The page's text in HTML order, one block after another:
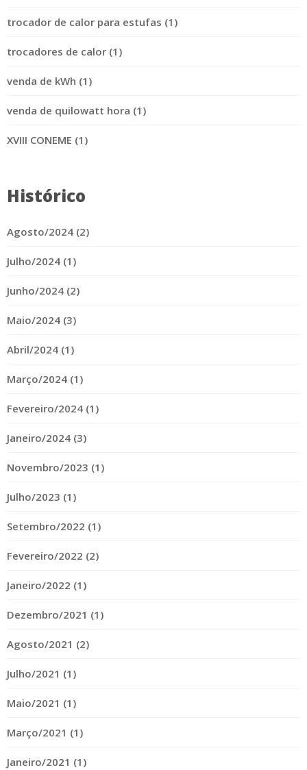
trocador de calor para estufas (1)
trocadores de calor (1)
venda de kWh (1)
venda de quilowatt hora (1)
XVIII CONEME (1)
Histórico
Agosto/2024 (2)
Julho/2024 (1)
Junho/2024 (2)
Maio/2024 (3)
Abril/2024 (1)
Março/2024 (1)
Fevereiro/2024 (1)
Janeiro/2024 (3)
Novembro/2023 (1)
Julho/2023 (1)
Setembro/2022 (1)
Fevereiro/2022 (2)
Janeiro/2022 (1)
Dezembro/2021 (1)
Agosto/2021 (2)
Julho/2021 (1)
Maio/2021 (1)
Março/2021 (1)
Janeiro/2021 (1)